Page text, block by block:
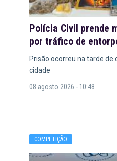
Polícia Civil prende
por tráfico de
Prisão ocorreu na tarde de
cidade
08 agosto 2026 - 10:48
COMPETIÇÃO